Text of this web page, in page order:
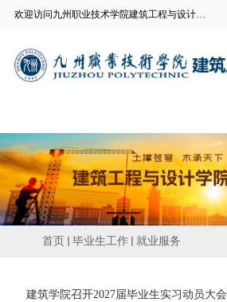
欢迎访问九州职业技术学院建筑工程与设计学院官方网站
首页 毕业生工作 就业服务
建筑学院召开2027届毕业生实习动员大会